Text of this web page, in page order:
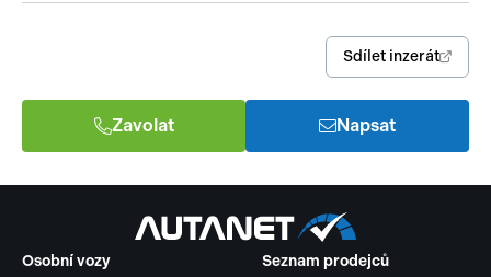
Sdílet inzerát
Zavolat Napsat
Osobní vozy
Seznam prodejců